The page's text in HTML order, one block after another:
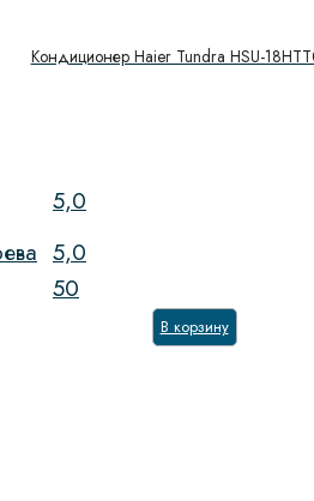
Кондиционер Haier Tundra HSU-
5,0
5,0
50
В корзину